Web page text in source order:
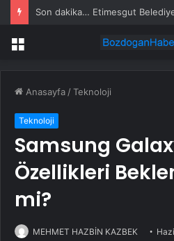
Menü
Anasayfa /Teknoloji
Teknoloji
Samsung
Özellikleri
mi?
MEHMET HAZBİN KAZBEK